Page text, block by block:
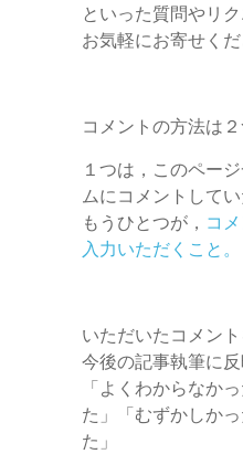
といった質問やリ
お気軽にお寄せくだ
コメントの方法は２
１つは，このペー
ムにコメントしてい
もうひとつが， コ
入力いただくこと。
いただいたコメント
今後の記事執筆に反
「よくわからなか
た」「むずかしか
た」